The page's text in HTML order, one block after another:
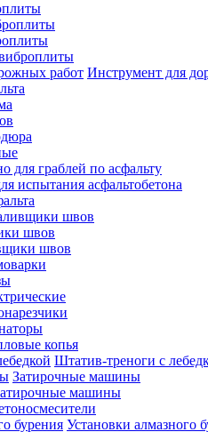
Инструмент для
для граблей по асфальту
испытания асфальтобетона
швов
швов
швов
копья
Штатив-треноги с
Затирочные машины
машины
Установки алмазного